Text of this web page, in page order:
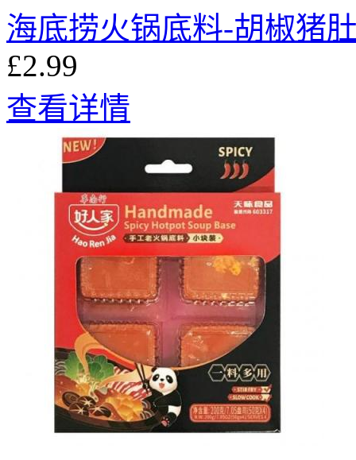
海底捞火锅底料-胡椒猪
£2.99
查看详情